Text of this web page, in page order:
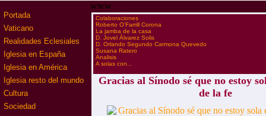
Portada
Vaticano
Realidades Eclesiales
Iglesia en España
Iglesia en América
Iglesia resto del mundo
Cultura
Sociedad
www
·Colaboraciones
·Roberto O'Farrill Corona
·La jamba de la casa
·D. Jovel Álvarez Solis
·D. Orlando Segundo Carmona Quevedo
·Susana Ratero
·Analisis
·A solas con...
Gracias al Sínodo sé que no estoy
de la fe